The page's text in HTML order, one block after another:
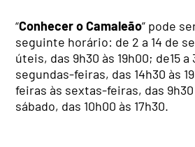
“Conhecer o Camaleão” pode
seguinte horário: de 2 a 14 de
úteis, das 9h30 às 19h00; de15
segundas-feiras, das 14h30 às
feiras às sextas-feiras, das 9h30
sábado, das 10h00 às 17h30.